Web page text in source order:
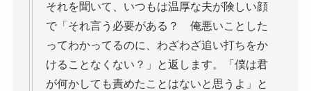
それを聞いて、いつもは温厚な夫が険しい顔
で「それ言う必要がある？ 俺悪いことした
ってわかってるのに、わざわざ追い打ちをか
けることなくない？」と返します。「僕は君
が何かしても責めたことはないと思うよ」と